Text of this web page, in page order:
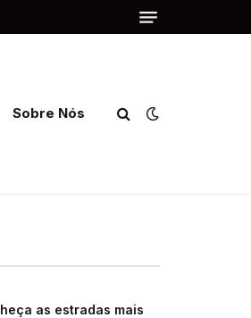
Sobre Nós
as estradas mais